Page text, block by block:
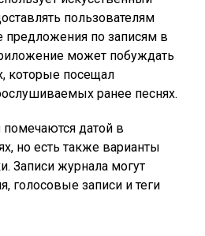
пользователям
предложения по записям в
может побуждать
которые посещал
ранее песнях.
помечаются датой в
но есть также варианты
Записи журнала могут
голосовые записи и теги